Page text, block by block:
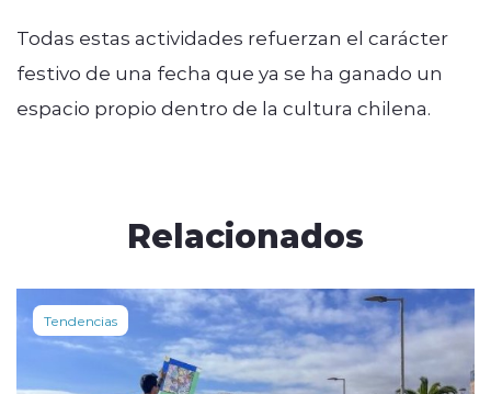
Todas estas actividades refuerzan el carácter
festivo de una fecha que ya se ha ganado un
espacio propio dentro de la cultura chilena.
Relacionados
Tendencias